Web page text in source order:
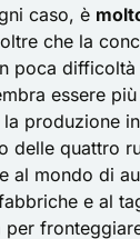
caso, è
che la
poca
essere
produzione
delle quattro
al mondo di
e al
per